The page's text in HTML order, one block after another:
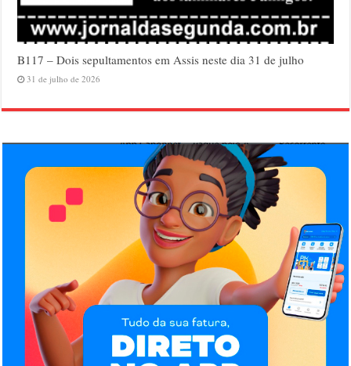
B117 – Dois sepultamentos em Assis neste dia 31 de julho
31 de julho de 2026